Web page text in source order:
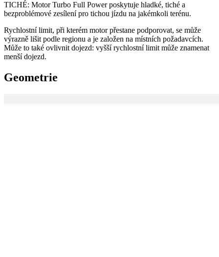
TICHÉ: Motor Turbo Full Power poskytuje hladké, tiché a
bezproblémové zesílení pro tichou jízdu na jakémkoli terénu.
Rychlostní limit, při kterém motor přestane podporovat, se může
výrazně lišit podle regionu a je založen na místních požadavcích.
Může to také ovlivnit dojezd: vyšší rychlostní limit může znamenat
menší dojezd.
Geometrie